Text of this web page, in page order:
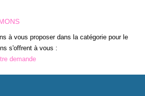
Notre Équipe
à vous proposer dans la catégorie pour le
s'offrent à vous :
demande